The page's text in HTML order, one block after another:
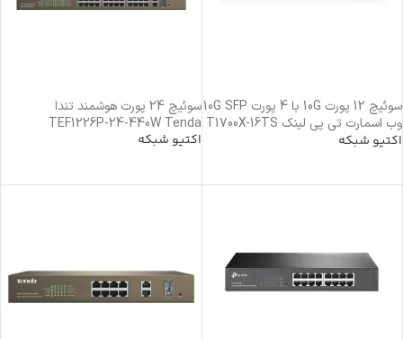
سوئیچ 12 پورت 10G با 4 پورت 10G SFP
وب اسمارت تی پی لینک T1700X-16TS
TP-Link
اکتیو شبکه
سوئیچ 24 پورت هوشمند تندا
TEF1226P-24-440W Tenda
اکتیو شبکه